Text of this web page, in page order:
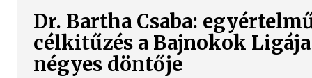
Dr. Bartha Csaba:
célkitűzés a Bajnokok Ligája
négyes döntője